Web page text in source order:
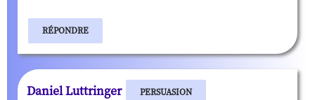
RÉPONDRE
Daniel Luttringer PERSUASION